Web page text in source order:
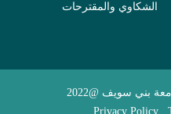
الشكاوي والمقترحات
بني سويف @2022
Privacy Policy ,